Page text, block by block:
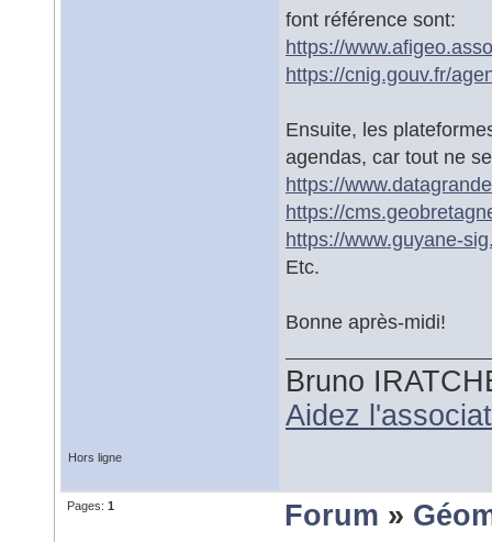
font référence sont:
https://
https://cnig.gouv.fr/
Ensuite, les
agendas, car tout ne
https://
https://
https://www.guyane-
Etc.
Bonne après-midi!
Bruno
Aidez
Hors ligne
Pages: 1 Forum »